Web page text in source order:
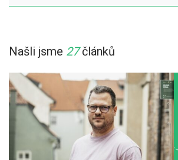
Pro média
Pro zřizovatele
Konference Lepší škola
Kápézetka - průvodce pro zřizovatele
Klub zřizovatelů
Našli jsme 27článků